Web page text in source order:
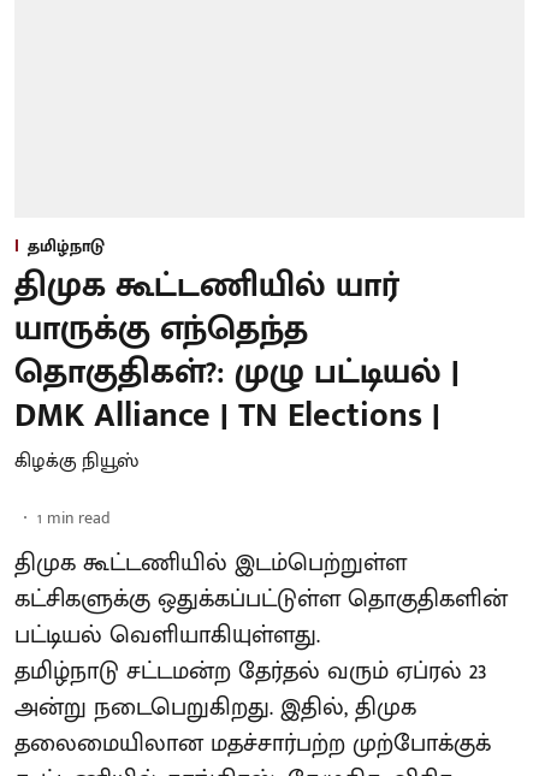
தமிழ்நாடு
திமுக கூட்டணியில் யார்
யாருக்கு எந்தெந்த
தொகுதிகள்?: முழு பட்டியல் |
DMK Alliance | TN Elections |
கிழக்கு நியூஸ்
1 min read
திமுக கூட்டணியில் இடம்பெற்றுள்ள
கட்சிகளுக்கு ஒதுக்கப்பட்டுள்ள தொகுதிகளின்
பட்டியல் வெளியாகியுள்ளது.
தமிழ்நாடு சட்டமன்ற தேர்தல் வரும் ஏப்ரல் 23
அன்று நடைபெறுகிறது. இதில், திமுக
தலைமையிலான மதச்சார்பற்ற முற்போக்குக்